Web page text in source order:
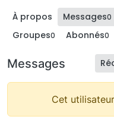
À propos Messages0
Groupes0 Abonnés0
Messages
Cet